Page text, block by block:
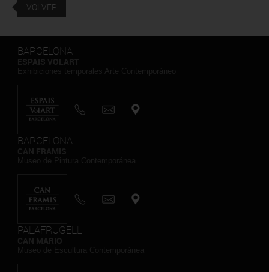
VOLVER
BARCELONA
BARCELONA
PALAFRUGELL